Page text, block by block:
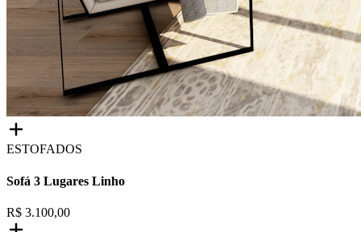
ESTOFADOS
Sofá 3 Lugares Linho
R$ 3.100,00